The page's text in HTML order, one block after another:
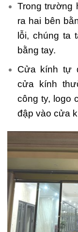
Trong trường
ra hai bên
lỗi, chúng ta
bằng tay.
Cửa kính tự
cửa kính
công ty, logo
đập vào cửa